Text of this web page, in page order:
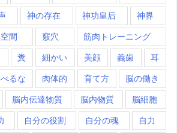
神の存在 神功皇后 神界
空間 竅穴 筋肉トレーニング
糞 細かい 美顔 義歯 耳
るな 肉体的 育て方 脳の働き
脳内伝達物質 脳内物質 脳細胞
自分の役割 自分の魂 自力